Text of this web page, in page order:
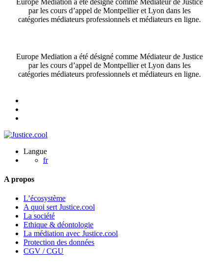
par les cours d’appel de Montpellier et Lyon dans les
catégories médiateurs professionnels et médiateurs en ligne.
Europe Mediation a été désigné comme Médiateur de Justice
par les cours d’appel de Montpellier et Lyon dans les
catégories médiateurs professionnels et médiateurs en ligne.
Langue
fr
A propos
L’écosystème
A quoi sert Justice.cool
La société
Ethique & déontologie
La médiation avec Justice.cool
Protection des données
CGV / CGU